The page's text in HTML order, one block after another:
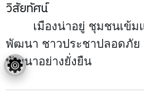
วิสัยทัศน์
เมืองน่าอยู่ ชุมชนเข้มแ
พัฒนา ชาวประชาปลอดภัย
พัฒนาอย่างยั่งยืน